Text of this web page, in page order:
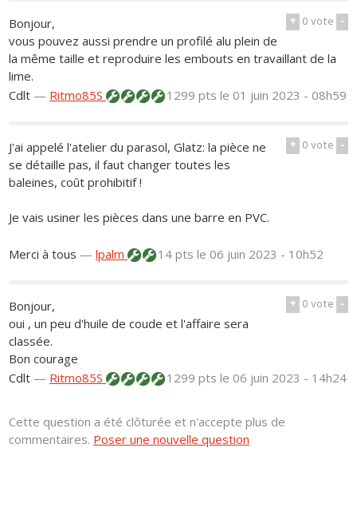
+ 0vote -
Bonjour,
vous pouvez aussi prendre un profilé alu plein de
la même taille et reproduire les embouts en travaillant de la
lime.
Cdlt — Ritmo85S 1299 ptsle 01 juin 2023 - 08h59
+ 0vote -
J'ai appelé l'atelier du parasol, Glatz: la pièce ne
se détaille pas, il faut changer toutes les
baleines, coût prohibitif !
Je vais usiner les pièces dans une barre en PVC.
Merci à tous —lpalm 14 ptsle 06 juin 2023 - 10h52
+ 0vote -
Bonjour,
oui , un peu d'huile de coude et l'affaire sera
classée.
Bon courage
Cdlt — Ritmo85S 1299 ptsle 06 juin 2023 - 14h24
Cette question a été clôturée et n'accepte plus de
commentaires. Poser une nouvelle question